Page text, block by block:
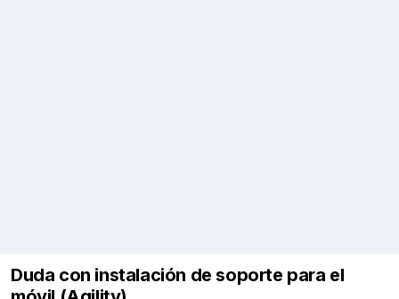
Duda con instalación de soporte para el